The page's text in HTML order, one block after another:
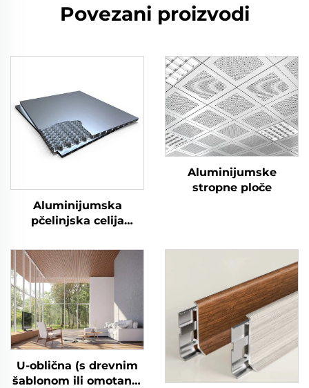
Povezani proizvodi
Aluminijumska
pčelinjska celija
Aluminijumske
stropne ploče
U-oblična (s drevnim
šablonom ili omotana)